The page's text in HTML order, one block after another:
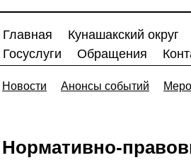
Главная Кунашакский округ
Госуслуги
Обращения
Новости Анонсы событий
Нормативно-